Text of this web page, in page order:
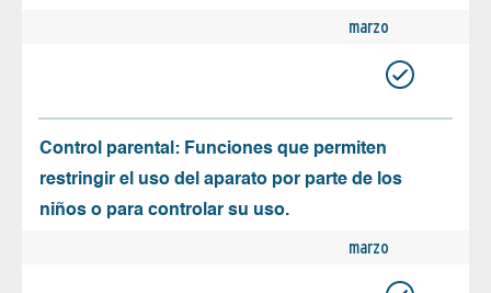
marzo
Control parental: Funciones que permiten
restringir el uso del aparato por parte de los
niños o para controlar su uso.
marzo